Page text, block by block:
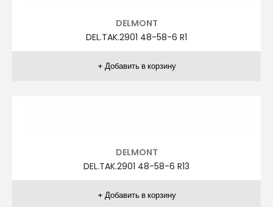
DELMONT
DEL.TAK.2850 46-56-6 R13
DELMONT
DEL.TAK.2841 48-58-6 R1